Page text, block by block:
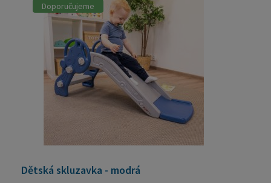
Doporučujeme
Dětská skluzavka - modrá